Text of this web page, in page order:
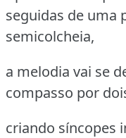
seguidas de uma
semicolcheia,
a melodia vai se
compasso por
criando síncopes